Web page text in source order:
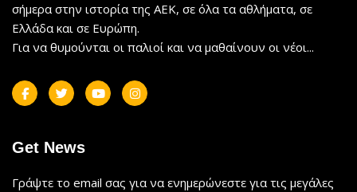
σήμερα στην ιστορία της ΑΕΚ, σε όλα τα αθλήματα, σε
Ελλάδα και σε Ευρώπη.
Για να θυμούνται οι παλιοί και να μαθαίνουν οι νέοι...
Get News
Γράψτε το email σας για να ενημερώνεστε για τις μεγάλες